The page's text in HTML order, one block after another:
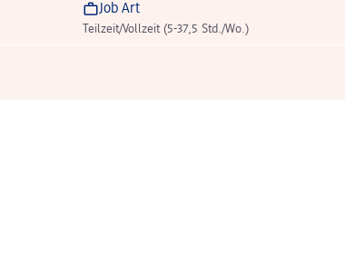
Job Art
Teilzeit/Vollzeit (5-37,5 Std./Wo.)